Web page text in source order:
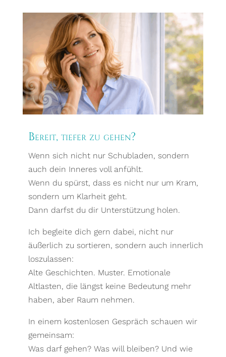
Bereit, tiefer zu gehen?
Wenn sich nicht nur Schubladen, sondern
auch dein Inneres voll anfühlt.
Wenn du spürst, dass es nicht nur um Kram,
sondern um Klarheit geht.
Dann darfst du dir Unterstützung holen.
Ich begleite dich gern dabei, nicht nur
äußerlich zu sortieren, sondern auch innerlich
loszulassen:
Alte Geschichten. Muster. Emotionale
Altlasten, die längst keine Bedeutung mehr
haben, aber Raum nehmen.
In einem kostenlosen Gespräch schauen wir
gemeinsam:
Was darf gehen? Was will bleiben? Und wie